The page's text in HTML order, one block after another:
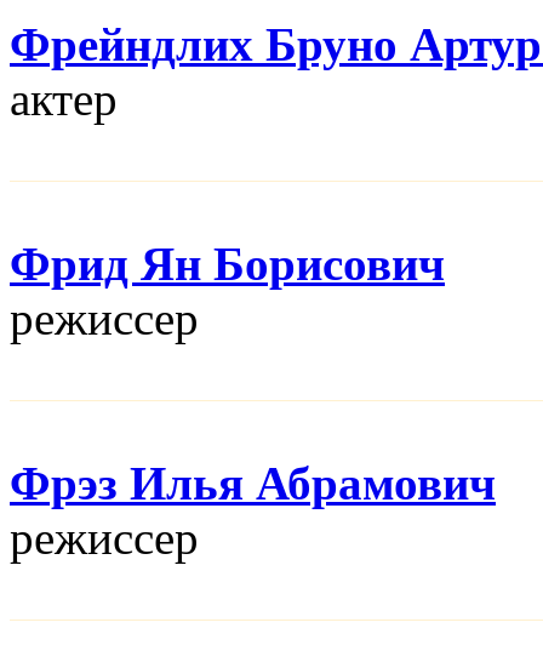
Фрейндлих Бруно
актер
Фрид Ян Борисович
режисcер
Фрэз Илья Абрамович
режисcер